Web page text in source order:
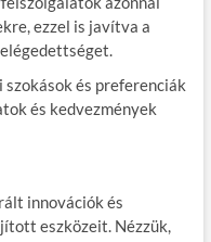
ezzel is javítva a
és preferenciák
és kedvezmények
innovációk és
eszközeit. Nézzük,